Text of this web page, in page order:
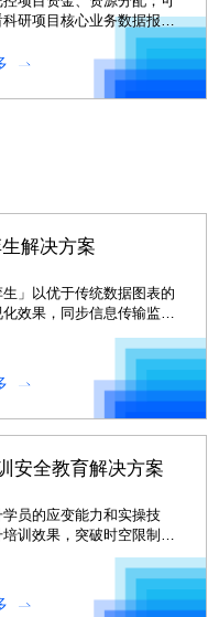
研项目核心业务数据报告
度分析；可实时监控各个项
解决方案
生」以优于传统数据图表的
效果，同步信息传输监控
安全教育解决方案
员的应变能力和实操技
训效果，突破时空限制，